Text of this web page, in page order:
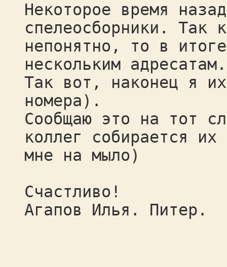
Некоторое время
спелеосборники. Так
непонятно, то в
нескольким
Так вот, наконец я
номера).
Сообщаю это на тот
коллег собирается
мне на мыло)
Счастливо!
Агапов Илья. Питер.